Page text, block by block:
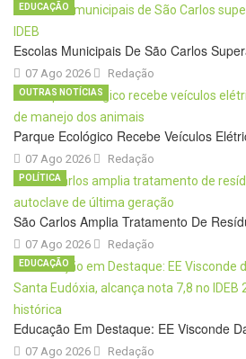
Escolas Municipais De São Carlos
07 Ago 2026
EDUCAÇÃO
Redação
Parque Ecológico Recebe Veículos
07 Ago 2026
OUTRAS NOTÍCIAS
Redação
São Carlos Amplia Tratamento De
07 Ago 2026
POLÍTICA
Redação
Educação Em Destaque: EE Visconde
07 Ago 2026
EDUCAÇÃO
Redação